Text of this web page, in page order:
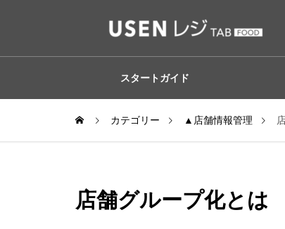
スタートガイド
カテゴリー ▲店舗情報管理
店舗グループ化とは